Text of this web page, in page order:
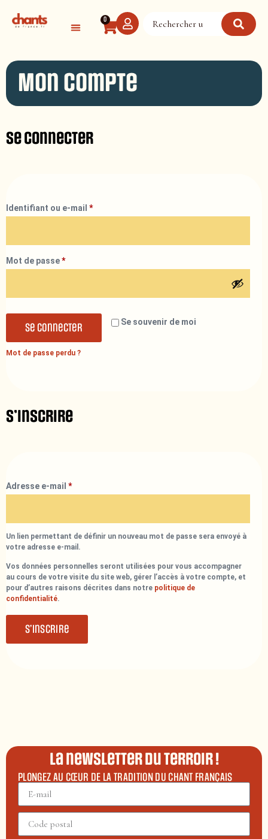
0
Mon compte
Se connecter
Identifiant ou e-mail *
Mot de passe*
Se souvenir de moi
Se connecter
Mot de passe perdu ?
S’inscrire
Adresse e-mail *
Un lien permettant de définir un nouveau mot de passe sera envoyé à
votre adresse e-mail.
Vos données personnelles seront utilisées pour vous accompagner
au cours de votre visite du site web, gérer l’accès à votre compte, et
pour d’autres raisons décrites dans notre politique de
confidentialité.
S’inscrire
La newsletter du terroir !
PLONGEZ AU CŒUR DE LA TRADITION DU CHANT FRANÇAIS